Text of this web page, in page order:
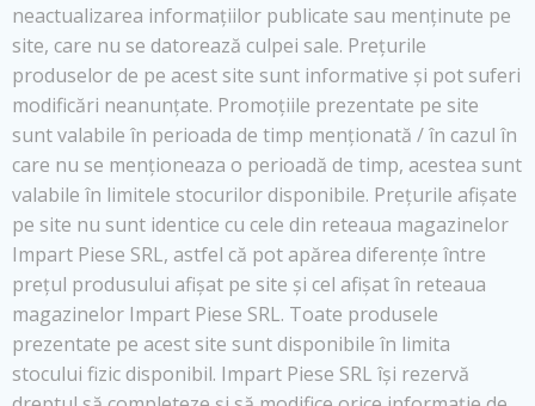
neactualizarea informațiilor publicate sau menținute pe
site, care nu se datorează culpei sale. Prețurile
produselor de pe acest site sunt informative și pot suferi
modificări neanunțate. Promoțiile prezentate pe site
sunt valabile în perioada de timp menționată / în cazul în
care nu se menționeaza o perioadă de timp, acestea sunt
valabile în limitele stocurilor disponibile. Prețurile afișate
pe site nu sunt identice cu cele din reteaua magazinelor
Impart Piese SRL, astfel că pot apărea diferențe între
prețul produsului afișat pe site și cel afișat în reteaua
magazinelor Impart Piese SRL. Toate produsele
prezentate pe acest site sunt disponibile în limita
stocului fizic disponibil. Impart Piese SRL își rezervă